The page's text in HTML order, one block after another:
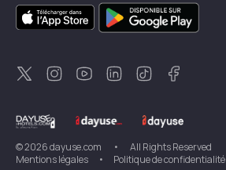
DayuseSingapour
DayuseSuède
DayuseThaïlande
DayuseNouvelle-Zélande
DayuseTurquie
©2026dayuse.com •
All Rights Reserved
Mentions légales
• Politique de confidentialité